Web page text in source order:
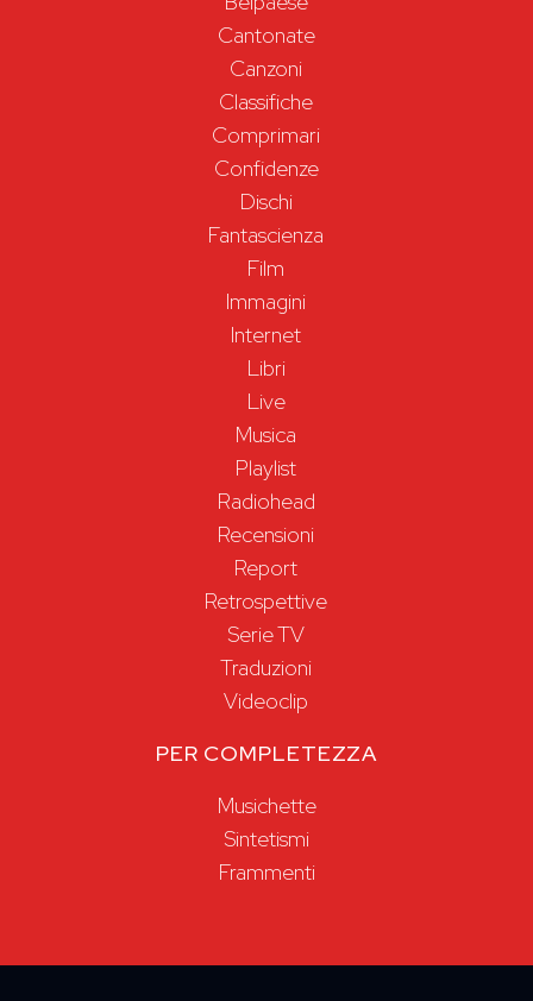
Cantonate
Canzoni
Classifiche
Comprimari
Confidenze
Dischi
Fantascienza
Film
Immagini
Internet
Libri
Live
Musica
Playlist
Radiohead
Recensioni
Report
Retrospettive
Serie TV
Traduzioni
Videoclip
PER COMPLETEZZA
Musichette
Sintetismi
Frammenti